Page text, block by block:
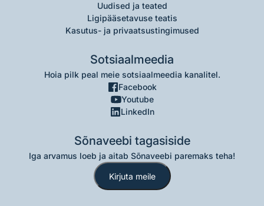
Uudised ja teated
Ligipääsetavuse teatis
Kasutus- ja privaatsustingimused
Sotsiaalmeedia
Hoia pilk peal meie sotsiaalmeedia kanalitel.
Facebook
Youtube
LinkedIn
Sõnaveebi tagasiside
Iga arvamus loeb ja aitab Sõnaveebi paremaks teha!
Kirjuta meile